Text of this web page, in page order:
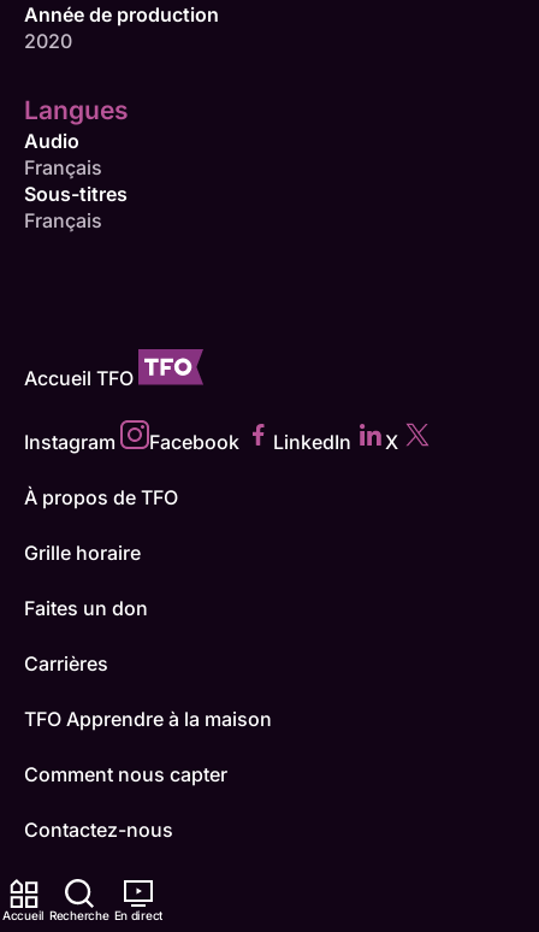
Accueil Recherche En direct
Année de production
2020
Langues
Audio
Français
Sous-titres
Français
Accueil TFO
Instagram Facebook LinkedIn X
À propos de TFO
Grille horaire
Faites un don
Carrières
TFO Apprendre à la maison
Comment nous capter
Contactez-nous
ONFR